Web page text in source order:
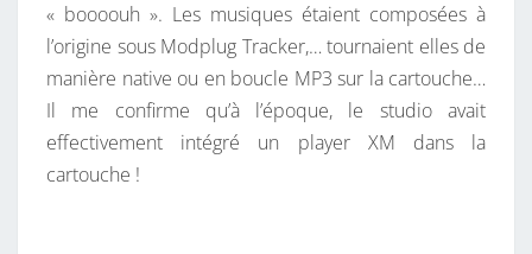
« boooouh ». Les musiques étaient composées à
l’origine sous Modplug Tracker,… tournaient elles de
manière native ou en boucle MP3 sur la cartouche…
Il me confirme qu’à l’époque, le studio avait
effectivement intégré un player XM dans la
cartouche !